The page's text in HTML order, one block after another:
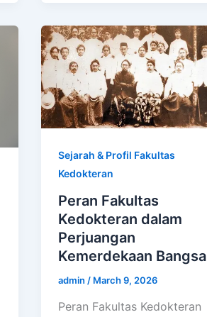
Sejarah & Profil Fakultas
Kedokteran
Peran Fakultas
Kedokteran dalam
Perjuangan
Kemerdekaan Bangsa
admin / March 9, 2026
Peran Fakultas Kedokteran